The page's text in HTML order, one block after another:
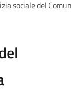
sociale del